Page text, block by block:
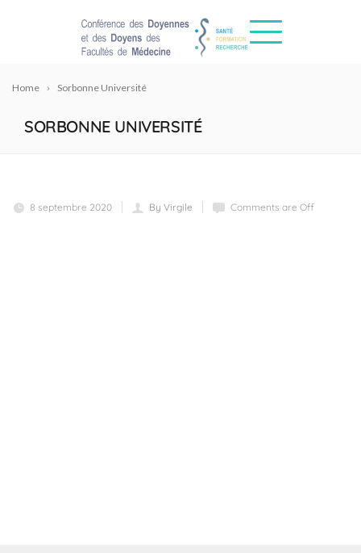
Home Sorbonne Université
SORBONNE UNIVERSITÉ
8 septembre 2020 By Virgile Comments are Off